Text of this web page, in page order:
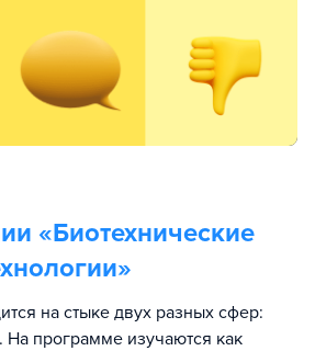
«Биотехнические
»
на стыке двух разных сфер:
На программе изучаются как